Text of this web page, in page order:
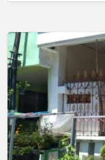
Kos
Putri
TMB
Dekat
Unair
C
ITS